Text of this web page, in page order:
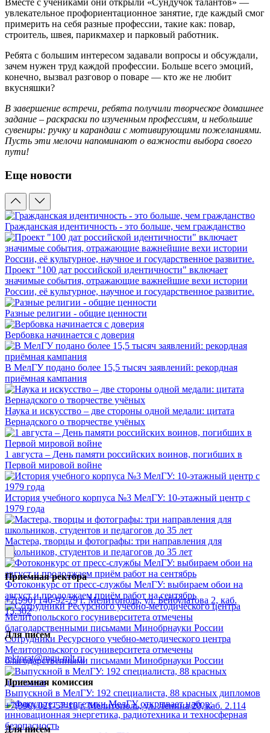
Вместе с учениками они открыли «Сундучок талантов» —
увлекательное профориентационное занятие, где каждый смог
примерить на себя разные профессии, такие как: повар,
строитель, швея, парикмахер и парковый работник.
Ребята с большим интересом задавали вопросы и обсуждали,
зачем нужен труд каждой профессии. Больше всего эмоций,
конечно, вызвал разговор о поваре — кто же не любит
вкусняшки?
В завершение встречи, ребята получили творческое домашнее
задание – раскраски по изученным профессиям, и небольшие
сувениры: ручку и карандаш с мотивирующими пожеланиями.
Пусть эти мелочи напоминают о важности выбора своего
пути!
Еще новости
Гражданская идентичность - это больше, чем гражданство
Проект "100 дат российской идентичности" включает
значимые события, отражающие важнейшие вехи истории
России, её культурное, научное и государственное развитие.
Разные религии - общие ценности
Вербовка начинается с доверия
В МелГУ подано более 15,5 тысяч заявлений: рекордная
приёмная кампания
Наука и искусство – две стороны одной медали: цитата
Вернадского о творчестве учёных
1 августа – День памяти российских воинов, погибших в
Первой мировой войне
История учебного корпуса №3 МелГУ: 10-этажный центр с
1979 года
Мастера, творцы и фотографы: три направления для
школьников, студентов и педагогов до 35 лет
Фотоконкурс от пресс-службы МелГУ: выбираем обои на
август и продолжаем приём работ на сентябрь
Сотрудники Ресурсного учебно-методического центра
Мелитопольского госуниверситета отмечены
благодарственными письмами Минобрнауки России
Выпускной в МелГУ: 192 специалиста, 88 красных дипломов
Приемная ректора
+7(990) 146-92-79 г. Мелитополь, ул. Бейбулатова 2, каб.
15.302
Для писем
rektorat@mgu-mlt.ru
Приемная комиссия
+7(990) 021-57-16 г. Мелитополь, ул. Ленина 20, каб. 2.114
Для писем